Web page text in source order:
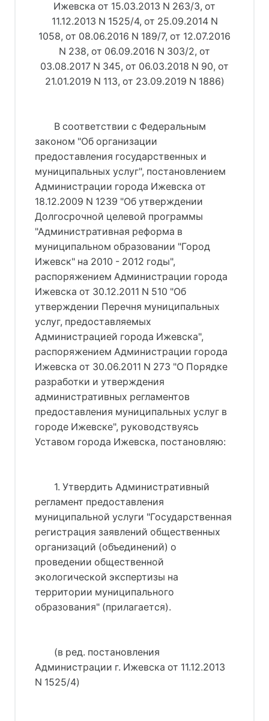
Ижевска от 15.03.2013 N 263/3, от
11.12.2013 N 1525/4, от 25.09.2014 N
1058, от 08.06.2016 N 189/7, от 12.07.2016
N 238, от 06.09.2016 N 303/2, от
03.08.2017 N 345, от 06.03.2018 N 90, от
21.01.2019 N 113, от 23.09.2019 N 1886)
В соответствии с Федеральным
законом "Об организации
предоставления государственных и
муниципальных услуг", постановлением
Администрации города Ижевска от
18.12.2009 N 1239 "Об утверждении
Долгосрочной целевой программы
"Административная реформа в
муниципальном образовании "Город
Ижевск" на 2010 - 2012 годы",
распоряжением Администрации города
Ижевска от 30.12.2011 N 510 "Об
утверждении Перечня муниципальных
услуг, предоставляемых
Администрацией города Ижевска",
распоряжением Администрации города
Ижевска от 30.06.2011 N 273 "О Порядке
разработки и утверждения
административных регламентов
предоставления муниципальных услуг в
городе Ижевске", руководствуясь
Уставом города Ижевска, постановляю:
1. Утвердить Административный
регламент предоставления
муниципальной услуги "Государственная
регистрация заявлений общественных
организаций (объединений) о
проведении общественной
экологической экспертизы на
территории муниципального
образования" (прилагается).
(в ред. постановления
Администрации г. Ижевска от 11.12.2013
N 1525/4)